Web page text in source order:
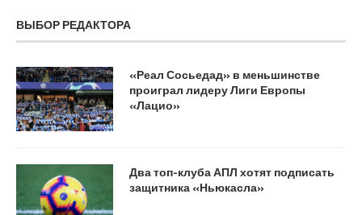
ВЫБОР РЕДАКТОРА
«Реал Сосьедад» в меньшинстве
проиграл лидеру Лиги Европы
«Лацио»
Два топ-клуба АПЛ хотят подписать
защитника «Ньюкасла»